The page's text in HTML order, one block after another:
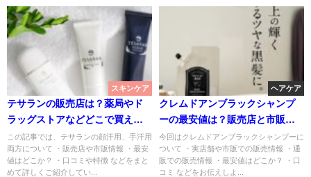
スキンケア
テサランの販売店は？薬局やド
ラッグストアなどどこで買え
る？
この記事では、テサランの顔汗用、手汗用
両方について ・販売店や市販情報 ・最安
値はどこか？ ・口コミや特徴 などをまと
めて詳しくご紹介してい...
ヘアケア
クレムドアンブラックシャンプ
ーの最安値は？販売店と市販情
報も！
今回はクレムドアンブラックシャンプーに
ついて ・実店舗や市販での販売情報 ・通
販での販売情報 ・最安値はどこか？ ・口
コミ などをお伝えしよ...